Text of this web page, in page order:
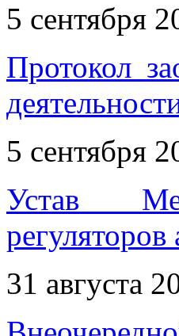
5 сентября
Протокол
5 сентября
Устав
регуляторов
31 августа